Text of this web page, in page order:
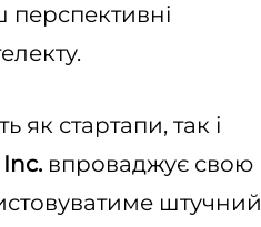
стартапи, так і
впроваджує свою
штучний